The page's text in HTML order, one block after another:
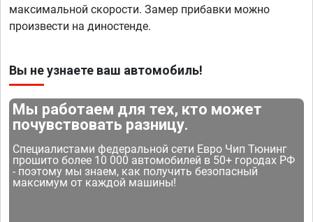
максимальной скорости. Замер прибавки можно
произвести на диностенде.
Вы не узнаете ваш автомобиль!
Мы работаем для тех, кто может
почувствовать разницу.
Специалистами федеральной сети Евро Чип Тюнинг
прошито более 10 000 автомобилей в 50+ городах РФ
- поэтому мы знаем, как получить безопасный
максимум от каждой машины!